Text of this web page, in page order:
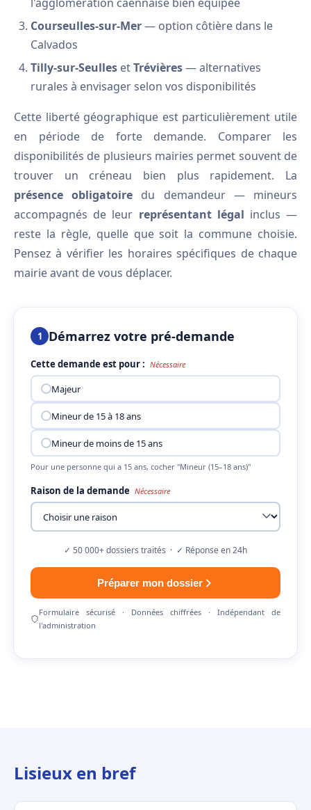
Courseulles-sur-Mer— option côtière dans le
Calvados
Tilly-sur-Seulles etTrévières— alternatives
rurales à envisager selon vos disponibilités
Cette liberté géographique est particulièrement utile
en période de forte demande. Comparer les
disponibilités de plusieurs mairies permet souvent de
trouver un créneau bien plus rapidement. La
présence obligatoire du demandeur — mineurs
accompagnés de leur représentant légal inclus —
reste la règle, quelle que soit la commune choisie.
Pensez à vérifier les horaires spécifiques de chaque
mairie avant de vous déplacer.
1 Démarrez votre pré-demande
Cette demande est pour : Nécessaire
Majeur
Mineur de 15 à 18 ans
Mineur de moins de 15 ans
Pour une personne qui a 15 ans, cocher "Mineur (15–18 ans)"
Raison de la demande Nécessaire
✓ 50 000+ dossiers traités · ✓ Réponse en 24h
Préparer mon dossier
Formulaire sécurisé · Données chiffrées · Indépendant de
l'administration
Lisieux en bref